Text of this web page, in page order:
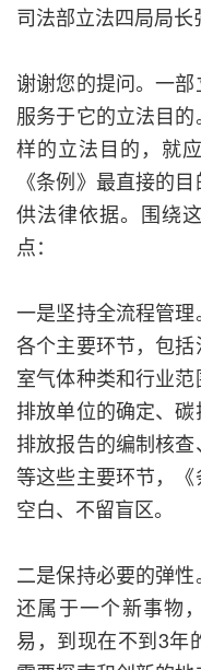
司法部立法四局局长
谢谢您的提问。一
服务于它的立法目
样的立法目的，就
《条例》最直接的
供法律依据。围绕
点：
一是坚持全流程管
各个主要环节，包
室气体种类和行业
排放单位的确定、
排放报告的编制核
等这些主要环节，
空白、不留盲区。
二是保持必要的弹
还属于一个新事物
易，到现在不到3年